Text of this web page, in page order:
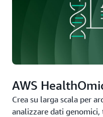
AWS
Crea su larga scala per
analizzare dati